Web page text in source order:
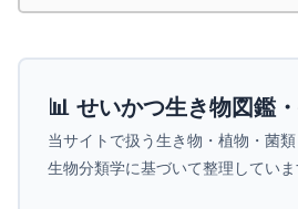
📊 せいかつ生き物図鑑
当サイトで扱う生き物・植物・菌類
生物分類学に基づいて整理していま